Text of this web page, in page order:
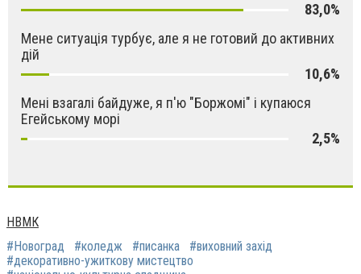
83,0%
Мене ситуація турбує, але я не готовий до активних
дій
10,6%
Мені взагалі байдуже, я п'ю "Боржомі" і купаюся
Егейському морі
2,5%
НВМК
#Новоград
#коледж #писанка
#виховний захід
#дeкоративно-ужиткoву мистeцтво